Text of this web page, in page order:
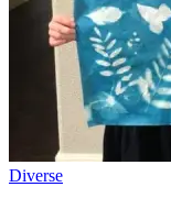
Diverse